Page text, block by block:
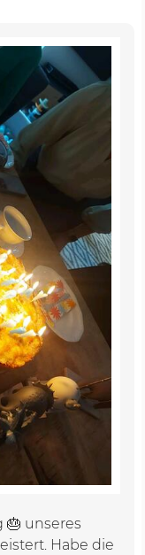
🎂 unseres
Habe die